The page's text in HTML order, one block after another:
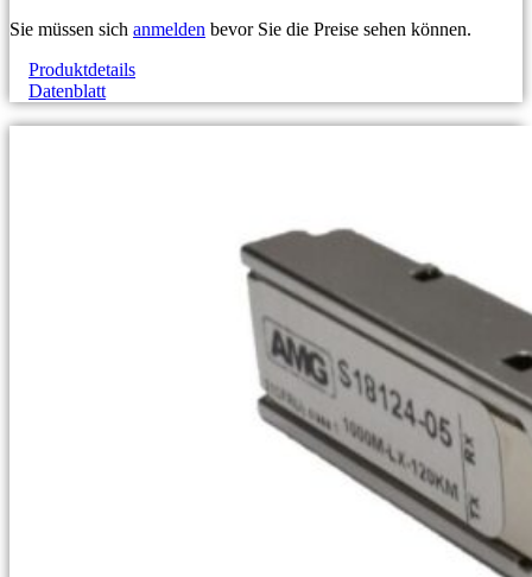
Sie müssen sich anmelden bevor Sie die Preise sehen können.
Produktdetails
Datenblatt